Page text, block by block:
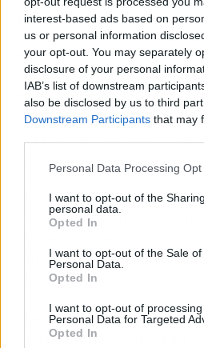
interest-based ads based on
us or personal information
your opt-out. You may separately
disclosure of your personal
IAB’s list of downstream
also be disclosed by us to third
Downstream Participants that may
Personal Data Processing
I want to opt-out of the
personal data.
Opted In
I want to opt-out of the Sale of
Personal Data.
Opted In
I want to opt-out of
Personal Data for Targeted
Opted In
Estados Unidos explicó
incremento total de las
mesoamericanas (4%),
exportaciones al
menos dinámicas que las
34,7% interanual en los
2021. Las dirigidas a
parte, se incrementaron
intrarregionales de
un 11,6%.
"La pandemia seguirá
mercados domésticos en